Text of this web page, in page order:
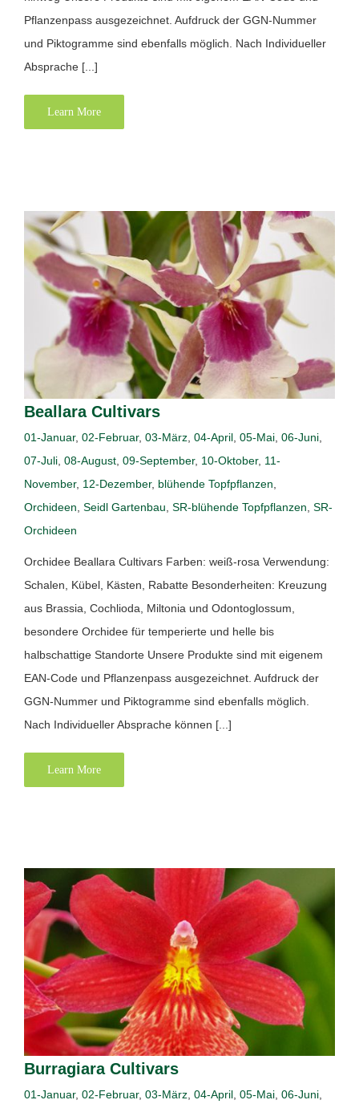
Pflanzenpass ausgezeichnet. Aufdruck der GGN-Nummer
und Piktogramme sind ebenfalls möglich. Nach Individueller
Absprache [...]
Learn More
Beallara Cultivars
01-Januar, 02-Februar, 03-März, 04-April, 05-Mai, 06-Juni,
07-Juli, 08-August, 09-September, 10-Oktober, 11-
November, 12-Dezember, blühende Topfpflanzen,
Orchideen, Seidl Gartenbau, SR-blühende Topfpflanzen, SR-
Orchideen
Orchidee Beallara Cultivars Farben: weiß-rosa Verwendung:
Schalen, Kübel, Kästen, Rabatte Besonderheiten: Kreuzung
aus Brassia, Cochlioda, Miltonia und Odontoglossum,
besondere Orchidee für temperierte und helle bis
halbschattige Standorte Unsere Produkte sind mit eigenem
EAN-Code und Pflanzenpass ausgezeichnet. Aufdruck der
GGN-Nummer und Piktogramme sind ebenfalls möglich.
Nach Individueller Absprache können [...]
Learn More
Burragiara Cultivars
01-Januar, 02-Februar, 03-März, 04-April, 05-Mai, 06-Juni,